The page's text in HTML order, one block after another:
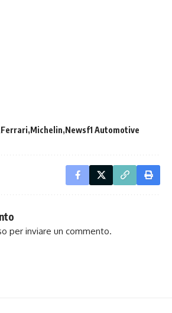
Ferrari Michelin Newsf1 Automotive
per inviare un commento.